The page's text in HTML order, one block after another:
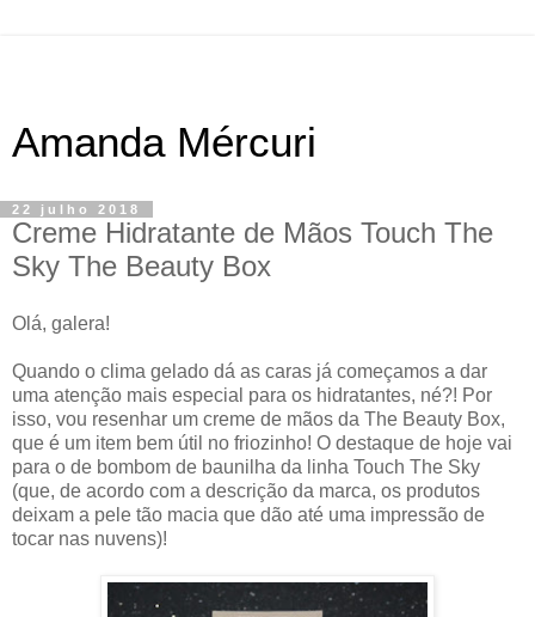
Amanda Mércuri
22 julho 2018
Creme Hidratante de Mãos Touch The
Sky The Beauty Box
Olá, galera!
Quando o clima gelado dá as caras já começamos a dar
uma atenção mais especial para os hidratantes, né?! Por
isso, vou resenhar um creme de mãos da The Beauty Box,
que é um item bem útil no friozinho! O destaque de hoje vai
para o de bombom de baunilha da linha Touch The Sky
(que, de acordo com a descrição da marca, os produtos
deixam a pele tão macia que dão até uma impressão de
tocar nas nuvens)!